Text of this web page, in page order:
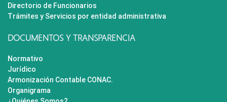
Directorio de Funcionarios
Trámites y Servicios por entidad administrativa
DOCUMENTOS Y TRANSPARENCIA
Normativo
Jurídico
Armonización Contable CONAC.
Organigrama